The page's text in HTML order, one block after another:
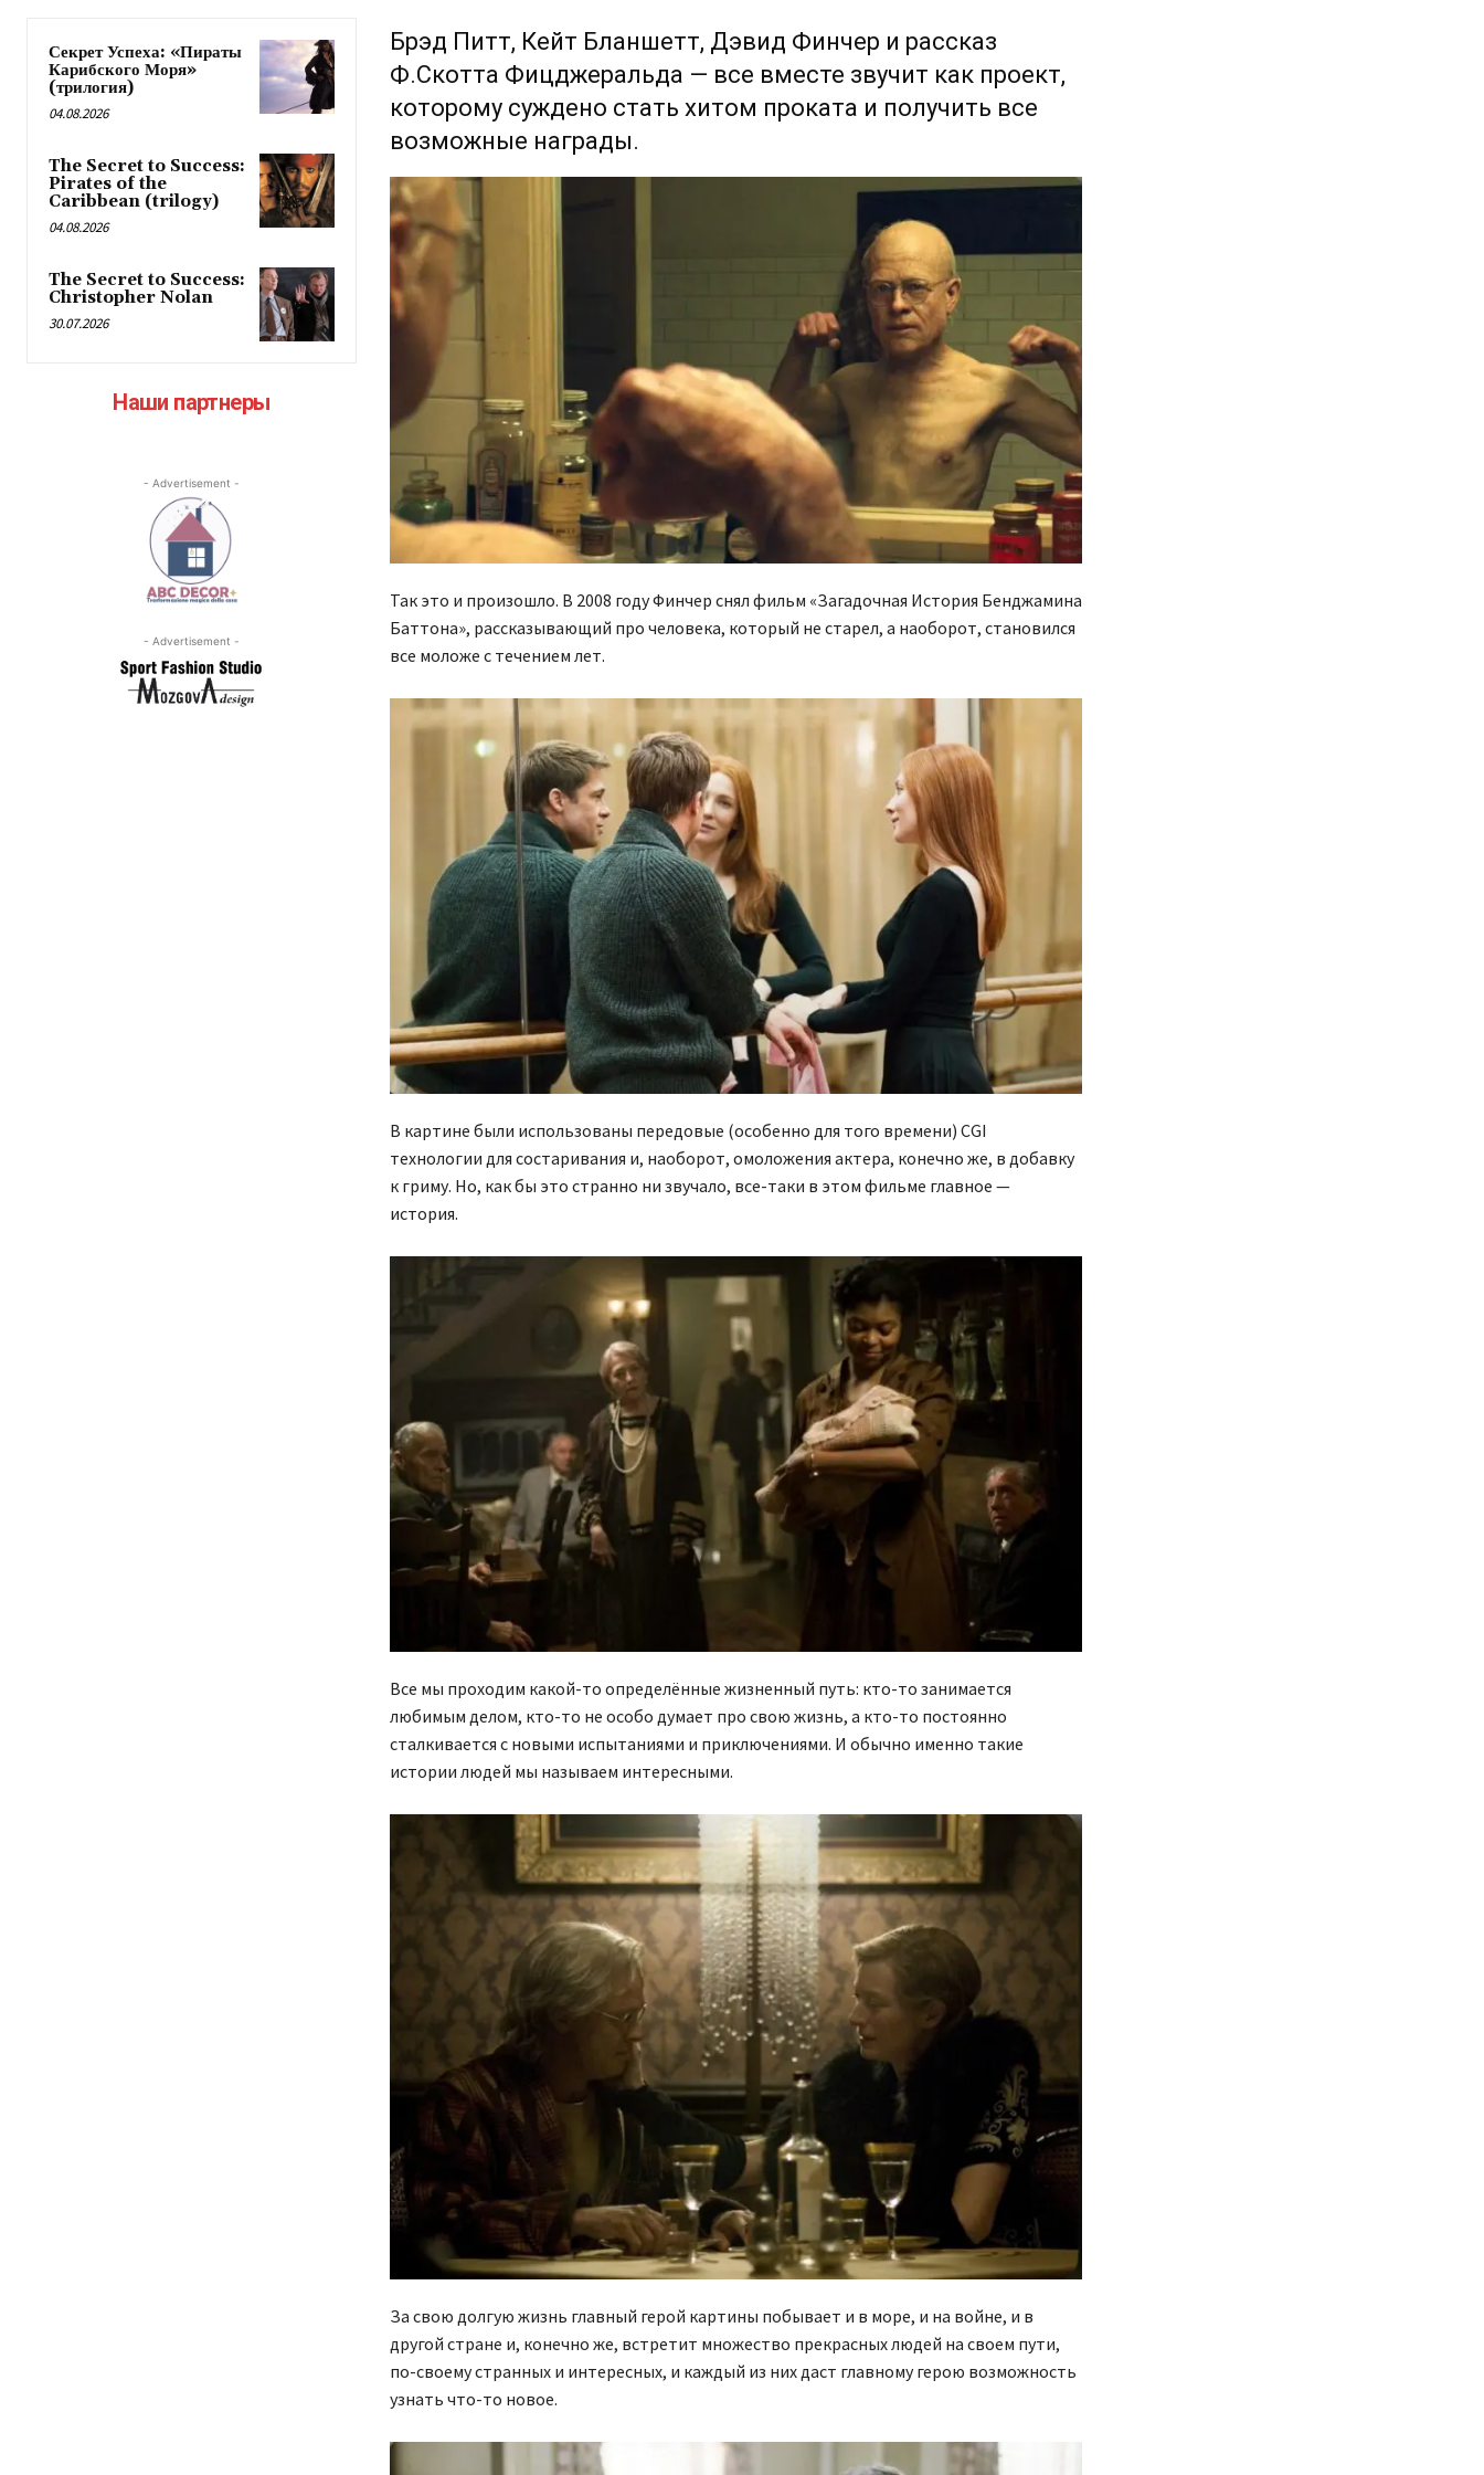
Секрет Успеха: «Пираты
Карибского Моря»
(трилогия)
04.08.2026
The Secret to Success:
Pirates of the
Caribbean (trilogy)
04.08.2026
The Secret to Success:
Christopher Nolan
30.07.2026
Наши партнеры
- Advertisement -
- Advertisement -
Брэд Питт, Кейт Бланшетт, Дэвид Финчер и рассказ
Ф.Скотта Фицджеральда — все вместе звучит как проект,
которому суждено стать хитом проката и получить все
возможные награды.
Так это и произошло. В 2008 году Финчер снял фильм «Загадочная История Бенджамина
Баттона», рассказывающий про человека, который не старел, а наоборот, становился
все моложе с течением лет.
В картине были использованы передовые (особенно для того времени) CGI
технологии для состаривания и, наоборот, омоложения актера, конечно же, в добавку
к гриму. Но, как бы это странно ни звучало, все-таки в этом фильме главное —
история.
Все мы проходим какой-то определённые жизненный путь: кто-то занимается
любимым делом, кто-то не особо думает про свою жизнь, а кто-то постоянно
сталкивается с новыми испытаниями и приключениями. И обычно именно такие
истории людей мы называем интересными.
За свою долгую жизнь главный герой картины побывает и в море, и на войне, и в
другой стране и, конечно же, встретит множество прекрасных людей на своем пути,
по-своему странных и интересных, и каждый из них даст главному герою возможность
узнать что-то новое.